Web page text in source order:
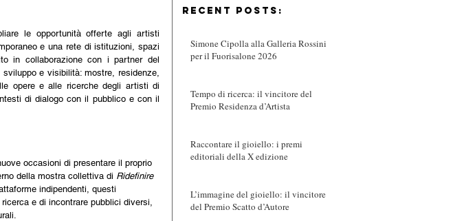
le opportunità offerte agli artisti
e una rete di istituzioni, spazi
in collaborazione con i partner del
e visibilità: mostre, residenze,
opere e alle ricerche degli artisti di
di dialogo con il pubblico e con il
occasioni di presentare il proprio
della mostra collettiva di Ridefinire
indipendenti, questi
e di incontrare pubblici diversi,
RECENT POSTS:
Simone Cipolla alla Galleria Rossini
per il Fuorisalone 2026
Tempo di ricerca: il vincitore del
Premio Residenza d’Artista
Raccontare il gioiello: i premi
editoriali della X edizione
L’immagine del gioiello: il vincitore
del Premio Scatto d’Autore